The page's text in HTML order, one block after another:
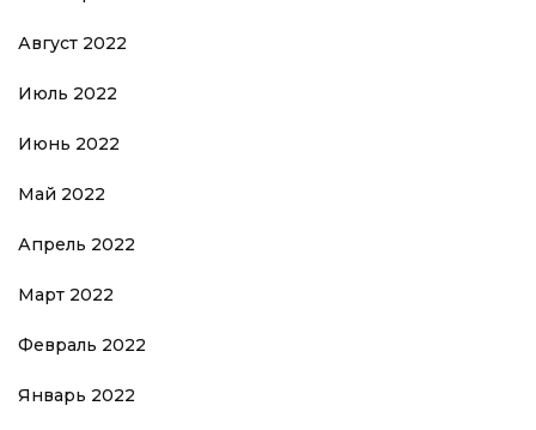
Август 2022
Июль 2022
Июнь 2022
Май 2022
Апрель 2022
Март 2022
Февраль 2022
Январь 2022